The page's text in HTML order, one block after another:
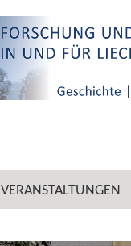
VERANSTALTUNGEN